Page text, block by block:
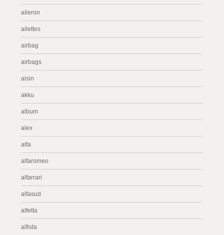
aileron
ailettes
airbag
airbags
aisin
akku
album
alex
alfa
alfaromeo
alfarrari
alfasud
alfetta
alfista